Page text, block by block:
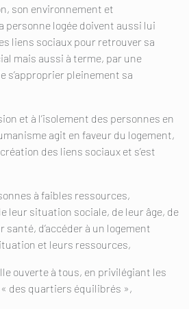
son environnement et
personne logée doivent aussi lui
liens sociaux pour retrouver sa
mais aussi à terme, par une
s’approprier pleinement sa
et à l’isolement des personnes en
agit en faveur du logement,
des liens sociaux et s’est
à faibles ressources,
leur situation sociale, de leur âge, de
santé, d’accéder à un logement
et leurs ressources,
ouverte à tous, en privilégiant les
des quartiers équilibrés »,